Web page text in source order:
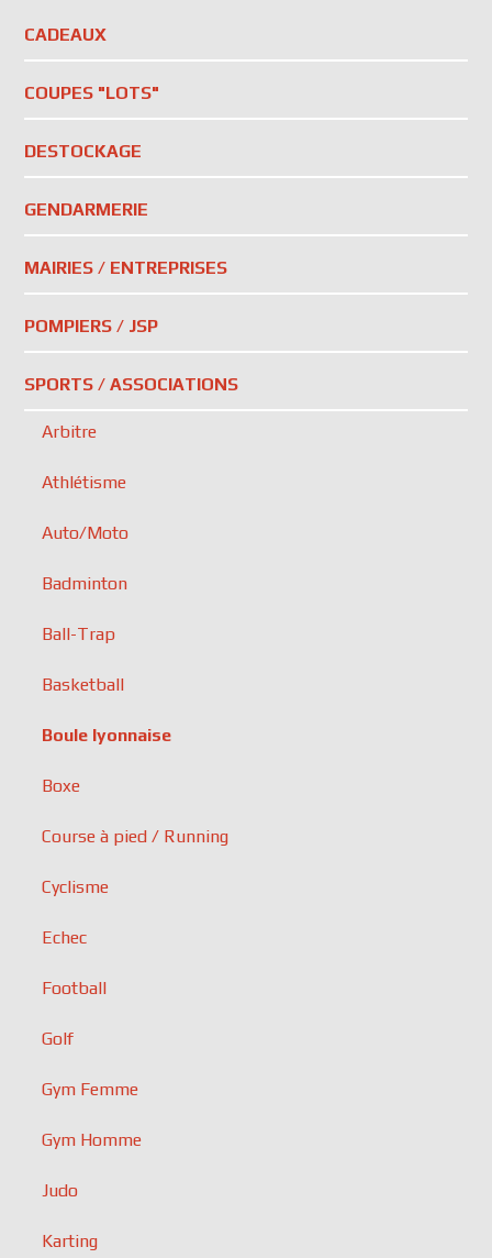
CADEAUX
COUPES "LOTS"
DESTOCKAGE
GENDARMERIE
MAIRIES / ENTREPRISES
POMPIERS / JSP
SPORTS / ASSOCIATIONS
Arbitre
Athlétisme
Auto/Moto
Badminton
Ball-Trap
Basketball
Boule lyonnaise
Boxe
Course à pied / Running
Cyclisme
Echec
Football
Golf
Gym Femme
Gym Homme
Judo
Karting